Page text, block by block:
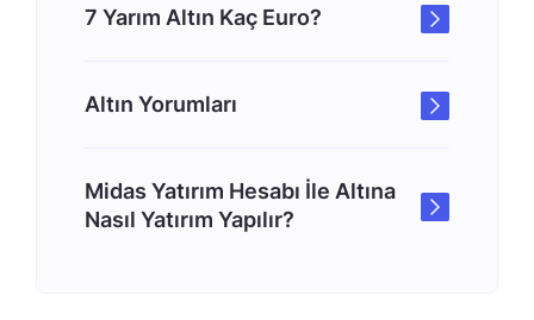
7 Yarım Altın Kaç Euro?
Altın Yorumları
Midas Yatırım Hesabı İle Altına
Nasıl Yatırım Yapılır?